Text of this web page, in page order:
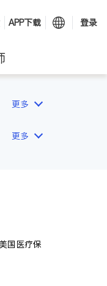
APP下载 登录
更多
更多
国医疗保